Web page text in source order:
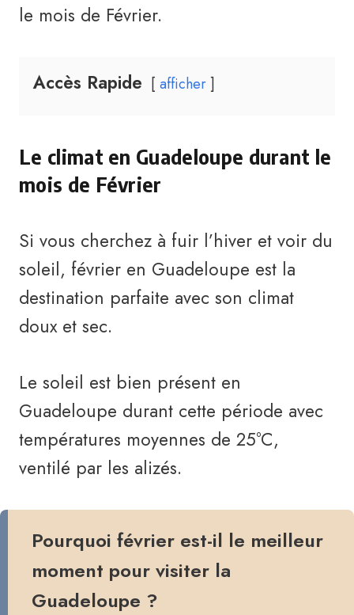
le mois de Février.
Accès Rapide afficher
Le climat en Guadeloupe durant le
mois de Février
Si vous cherchez à fuir l’hiver et voir du
soleil, février en Guadeloupe est la
destination parfaite avec son climat
doux et sec.
Le soleil est bien présent en
Guadeloupe durant cette période avec
températures moyennes de 25°C,
ventilé par les alizés.
Pourquoi février est-il le meilleur
moment pour visiter la
Guadeloupe ?